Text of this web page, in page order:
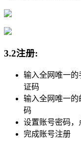
3.2注册:
输入全网唯一的
证码
输入全网唯一的
码
设置账号密码，
完成账号注册